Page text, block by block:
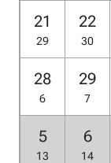
21
29
22
30
28
6
29
7
5
13
6
14